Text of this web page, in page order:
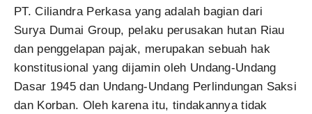
PT. Ciliandra Perkasa yang adalah bagian dari
Surya Dumai Group, pelaku perusakan hutan Riau
dan penggelapan pajak, merupakan sebuah hak
konstitusional yang dijamin oleh Undang-Undang
Dasar 1945 dan Undang-Undang Perlindungan Saksi
dan Korban. Oleh karena itu, tindakannya tidak